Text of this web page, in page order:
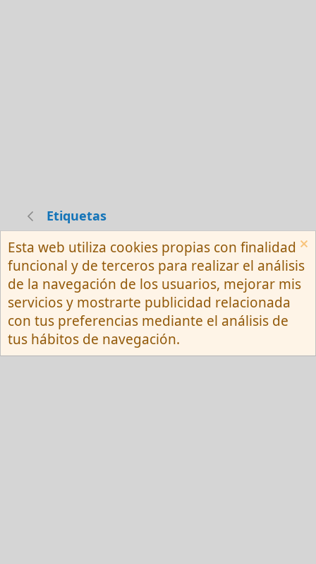
Etiquetas
Español (Neutro) Tu
Contactarnos
Términos y reglas
Privacy policy
Ayuda
R
S
S
Community platform by XenForo ® © 2010-
2026 XenForo Ltd.
Esta web utiliza cookies propias con finalidad
funcional y de terceros para realizar el análisis
de la navegación de los usuarios, mejorar mis
servicios y mostrarte publicidad relacionada
con tus preferencias mediante el análisis de
tus hábitos de navegación.